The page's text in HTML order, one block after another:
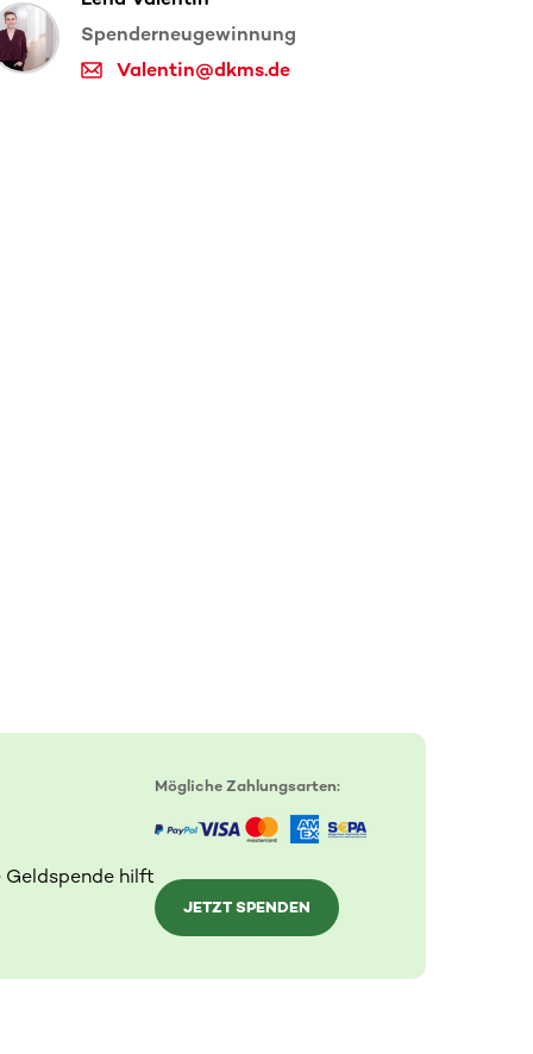
Spenderneugewinnung
Valentin@dkms.de
Geldspende hilft
Mögliche Zahlungsarten:
JETZT SPENDEN